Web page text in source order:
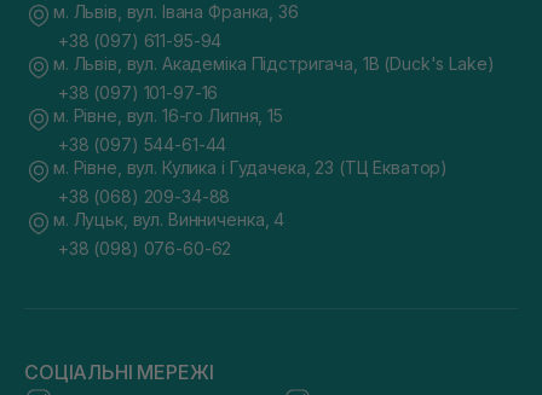
м. Львів, вул. Івана Франка, 36
+38 (097) 611-95-94
м. Львів, вул. Академіка Підстригача, 1В (Duck's Lake)
+38 (097) 101-97-16
м. Рівне, вул. 16-го Липня, 15
+38 (097) 544-61-44
м. Рівне, вул. Кулика і Гудачека, 23 (ТЦ Екватор)
+38 (068) 209-34-88
м. Луцьк, вул. Винниченка, 4
+38 (098) 076-60-62
СОЦІАЛЬНІ МЕРЕЖІ